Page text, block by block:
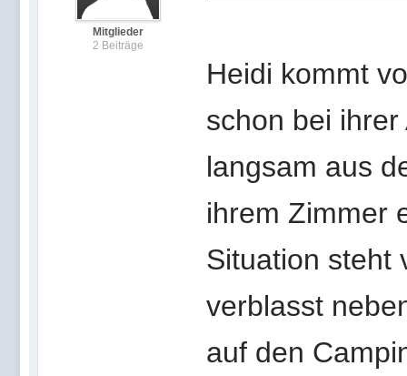
Mitglieder
2 Beiträge
Heidi kommt
schon bei
langsam aus
ihrem Zimmer
Situation steht
verblasst
auf den